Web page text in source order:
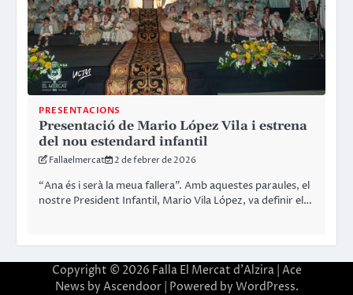
PRESENTACIONS
Presentació de Mario López Vila i estrena
del nou estendard infantil
Fallaelmercat 2 de febrer de 2026
“Ana és i serà la meua fallera”. Amb aquestes paraules, el
nostre President Infantil, Mario Vila López, va definir el…
Copyright © 2026 Falla El Mercat d'Alzira| Ace
News by Ascendoor| Powered by WordPress.